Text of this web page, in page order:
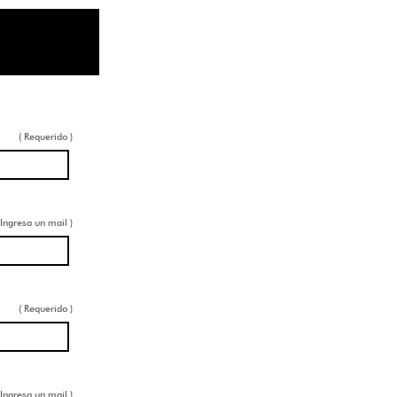
( Requerido )
un mail )
( Requerido )